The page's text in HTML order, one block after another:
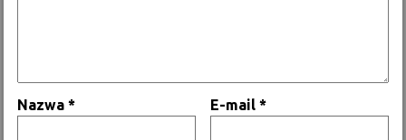
Nazwa* E-mail*